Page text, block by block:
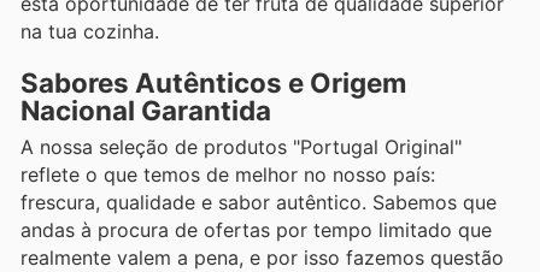
na tua cozinha.
Sabores Autênticos e Origem
Nacional Garantida
A nossa seleção de produtos "Portugal Original"
reflete o que temos de melhor no nosso país:
frescura, qualidade e sabor autêntico. Sabemos que
andas à procura de ofertas por tempo limitado que
realmente valem a pena, e por isso fazemos questão